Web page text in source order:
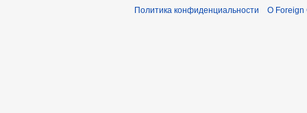
Политика конфиденциальности О Foreign